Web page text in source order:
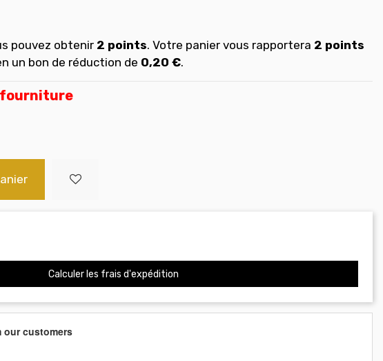
pouvez obtenir 2 points. Votre panier vous rapportera 2 points
un bon de réduction de 0,20 €.
fourniture
Calculer les frais d'expédition
our customers